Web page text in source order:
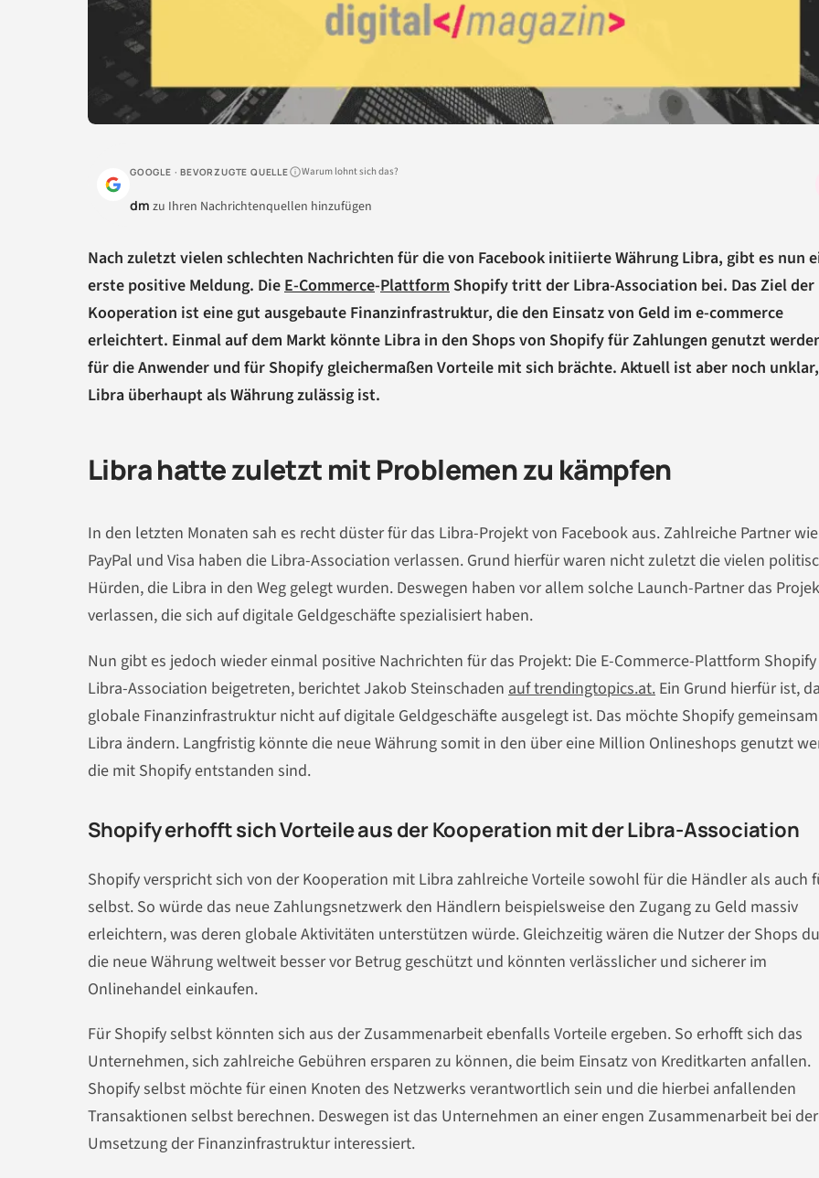
GOOGLE · BEVORZUGTE QUELLE Warum lohnt sich das?
dm zu Ihren Nachrichtenquellen hinzufügen
Nach zuletzt vielen schlechten Nachrichten für die von Facebook initiierte Währung Libra, gibt es nun
erste positive Meldung. Die E-Commerce-Plattform Shopify tritt der Libra-Association bei. Das Ziel der
Kooperation ist eine gut ausgebaute Finanzinfrastruktur, die den Einsatz von Geld im e-commerce
erleichtert. Einmal auf dem Markt könnte Libra in den Shops von Shopify für Zahlungen genutzt
für die Anwender und für Shopify gleichermaßen Vorteile mit sich brächte. Aktuell ist aber noch
Libra überhaupt als Währung zulässig ist.
Libra hatte zuletzt mit Problemen zu kämpfen
In den letzten Monaten sah es recht düster für das Libra-Projekt von Facebook aus. Zahlreiche Partner
PayPal und Visa haben die Libra-Association verlassen. Grund hierfür waren nicht zuletzt die vielen
Hürden, die Libra in den Weg gelegt wurden. Deswegen haben vor allem solche Launch-Partner das
verlassen, die sich auf digitale Geldgeschäfte spezialisiert haben.
Nun gibt es jedoch wieder einmal positive Nachrichten für das Projekt: Die E-Commerce-Plattform
Libra-Association beigetreten, berichtet Jakob Steinschaden auf trendingtopics.at. Ein Grund hierfür ist,
globale Finanzinfrastruktur nicht auf digitale Geldgeschäfte ausgelegt ist. Das möchte Shopify
Libra ändern. Langfristig könnte die neue Währung somit in den über eine Million Onlineshops genutzt
die mit Shopify entstanden sind.
Shopify erhofft sich Vorteile aus der Kooperation mit der Libra-Association
Shopify verspricht sich von der Kooperation mit Libra zahlreiche Vorteile sowohl für die Händler als auch
selbst. So würde das neue Zahlungsnetzwerk den Händlern beispielsweise den Zugang zu Geld massiv
erleichtern, was deren globale Aktivitäten unterstützen würde. Gleichzeitig wären die Nutzer der Shops
die neue Währung weltweit besser vor Betrug geschützt und könnten verlässlicher und sicherer im
Onlinehandel einkaufen.
Für Shopify selbst könnten sich aus der Zusammenarbeit ebenfalls Vorteile ergeben. So erhofft sich das
Unternehmen, sich zahlreiche Gebühren ersparen zu können, die beim Einsatz von Kreditkarten anfallen.
Shopify selbst möchte für einen Knoten des Netzwerks verantwortlich sein und die hierbei anfallenden
Transaktionen selbst berechnen. Deswegen ist das Unternehmen an einer engen Zusammenarbeit bei der
Umsetzung der Finanzinfrastruktur interessiert.